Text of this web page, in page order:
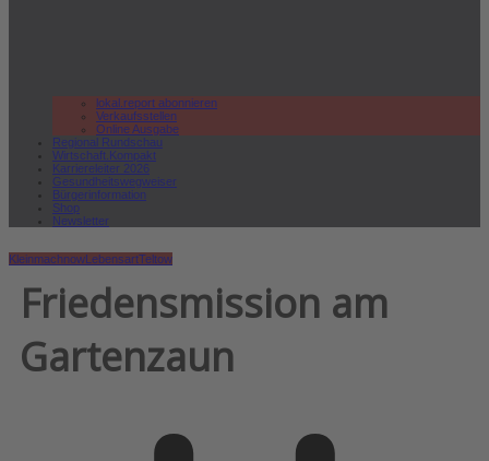
lokal.report abonnieren
Verkaufsstellen
Online Ausgabe
Regional Rundschau
Wirtschaft.Kompakt
Karriereleiter 2026
Gesundheitswegweiser
Bürgerinformation
Shop
Newsletter
KleinmachnowLebensartTeltow
Friedensmission am
Gartenzaun